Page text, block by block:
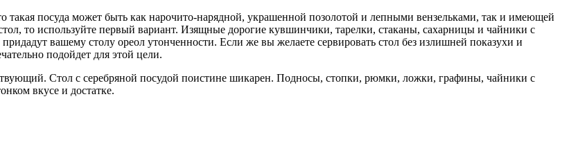
такая посуда может быть как нарочито-нарядной, украшенной позолотой и лепными вензельками, так и имеющей
то используйте первый вариант. Изящные дорогие кувшинчики, тарелки, стаканы, сахарницы и чайники с
вашему столу ореол утонченности. Если же вы желаете сервировать стол без излишней показухи и
подойдет для этой цели.
Стол с серебряной посудой поистине шикарен. Подносы, стопки, рюмки, ложки, графины, чайники с
вкусе и достатке.